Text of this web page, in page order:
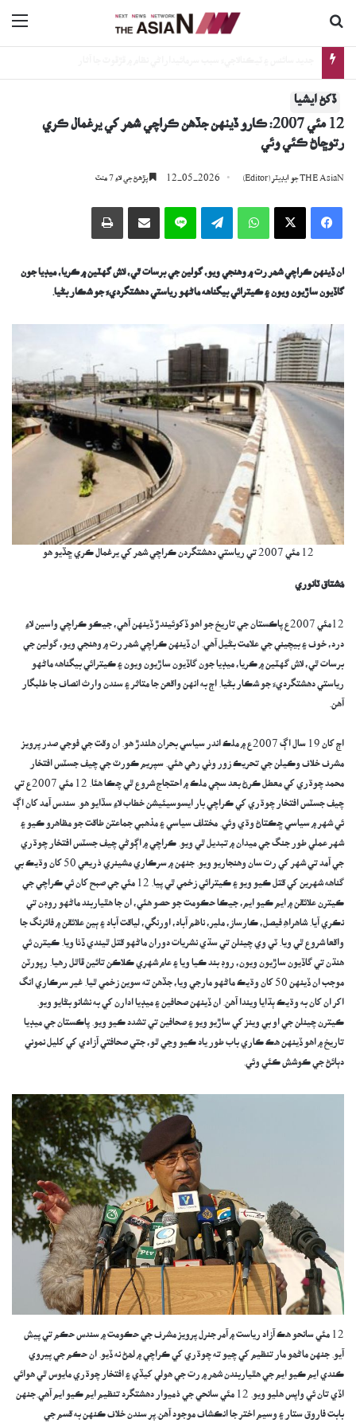
ڏکڻ ايشيا
12 مئي 2007: ڪارو ڏينهن جڏھن ڪراچي شھر کي يرغمال ڪري
رتوڇاڻ ڪئي وئي
THE AsiaN جو ايڊيٽر (Editor) 12-05-2026 پڙھڻ جي لاءِ 7 منٽ
Facebook
X
WhatsApp
Telegram
Line اي ميل وسيلي ونڊيو پرنٽ
ان ڏينهن ڪراچي شھر رت ۾ وهنجي ويو، گولين جي برسات ٿي، لاش گهٽين ۾ ڪريا، ميڊيا جون
گاڏيون ساڙيون ويون ۽ ڪيترائي بيگناهه ماڻهو رياستي دھشتگرديءَ جو شڪار بڻيا.
12 مئي 2007 تي رياستي دھشتگردن ڪراچي شھر کي يرغمال ڪري ڇڏيو ھو
مُشتاق ٽانوري
12مئي 2007ع پاڪستان جي تاريخ جو اهو ڏکوئيندڙ ڏينهن آهي، جيڪو ڪراچي واسين لاءِ
درد، خوف ۽ بيچيني جي علامت بڻيل آهي. ان ڏينهن ڪراچي شھر رت ۾ وهنجي ويو، گولين جي
برسات ٿي، لاش گهٽين ۾ ڪريا، ميڊيا جون گاڏيون ساڙيون ويون ۽ ڪيترائي بيگناهه ماڻهو
رياستي دھشتگرديءَ جو شڪار بڻيا. اڄ به انهن واقعن جا متاثر ۽ سندن وارث انصاف جا طلبگار
آهن.
اڄ کان 19 سال اڳ 2007ع ۾ ملڪ اندر سياسي بحران هلندڙ هو. ان وقت جي فوجي صدر پرويز
مشرف خلاف وڪيلن جي تحريڪ زور وٺي رهي هئي. سپريم ڪورٽ جي چيف جسٽس افتخار
محمد چوڌري کي معطل ڪرڻ بعد سڄي ملڪ ۾ احتجاج شروع ٿي چڪا هئا. 12 مئي 2007ع تي
چيف جسٽس افتخار چوڌري کي ڪراچي بار ايسوسيئيشن خطاب لاءِ سڏايو هو. سندس آمد کان اڳ
ئي شهر ۾ سياسي ڇڪتاڻ وڌي وئي. مختلف سياسي ۽ مذهبي جماعتن طاقت جو مظاهرو ڪيو ۽
شهر عملي طور جنگ جي ميدان ۾ تبديل ٿي ويو. ڪراچي ۾ اڳوڻي چيف جسٽس افتخار چوڌري
جي آمد تي شهر کي رت سان وهنجاريو ويو. جنهن ۾ سرڪاري مشينري ذريعي 50 کان وڌيڪ بي
گناهه شهرين کي قتل ڪيو ويو ۽ ڪيترائي زخمي ٿي پيا. 12 مئي جي صبح کان ئي ڪراچي جي
ڪيترن علائقن ۾ ايم ڪيو ايم، جيڪا حڪومت جو حصو ھئي، ان جا هٿياربند ماڻهو روڊن تي
نڪري آيا. شاهراهِ فيصل، ڪارساز، ملير، ناظم آباد، اورنگي، لياقت آباد ۽ ٻين علائقن ۾ فائرنگ جا
واقعا شروع ٿي ويا. ٽي وي چينلن تي سڌي نشريات دوران ماڻهو قتل ٿيندي ڏٺا ويا. ڪيترن ئي
هنڌن تي گاڏيون ساڙيون ويون، روڊ بند ڪيا ويا ۽ عام شهري ڪلاڪن تائين ڦاٿل رهيا. رپورٽن
موجب ان ڏينهن 50 کان وڌيڪ ماڻهو مارجي ويا، جڏهن ته سوين زخمي ٿيا. غير سرڪاري انگ
اکر ان کان به وڌيڪ ٻڌايا ويندا آهن. ان ڏينهن صحافين ۽ ميڊيا ادارن کي به نشانو بڻايو ويو.
ڪيترن چينلن جي او بي وينز کي ساڙيو ويو ۽ صحافين تي تشدد ڪيو ويو. پاڪستان جي ميڊيا
تاريخ ۾ اهو ڏينهن هڪ ڪاري باب طور ياد ڪيو وڃي ٿو، جتي صحافتي آزادي کي کليل نموني
دٻائڻ جي ڪوشش ڪئي وئي.
12 مئي سانحو هڪ آزاد رياست ۾ آمر جنرل پرويز مشرف جي حڪومت ۾ سندس حڪم تي پيش
آيو. جنهن ماڻھو مار تنظيم کي چيو ته چوڌري کي ڪراچي ۾ لھڻ نه ڏيو. ان حڪم جي پيروي
ڪندي ايم ڪيو ايم جي ھٿياربندن شھر ۾ رت جي ھولي کيڏي ۽ افتخار چوڌري مايوس ٿي هوائي
اڏي تان ئي واپس ھليو ويو. 12 مئي سانحي جي ذميوار دهشتگرد تنظيم ايم ڪيو ايم آهي.جنهن
بابت فاروق ستار ۽ وسيم اختر جا انڪشاف موجود آهن.پر سندن خلاف ڪنهن به قسم جي